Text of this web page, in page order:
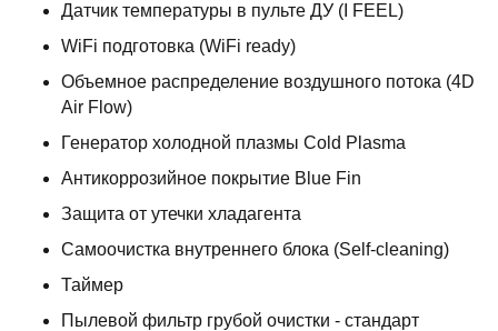
Датчик температуры в пульте ДУ (I FEEL)
WiFi подготовка (WiFi ready)
Объемное распределение воздушного потока (4D
Air Flow)
Генератор холодной плазмы Cold Plasma
Антикоррозийное покрытие Blue Fin
Защита от утечки хладагента
Самоочистка внутреннего блока (Self-cleaning)
Таймер
Пылевой фильтр грубой очистки - стандарт